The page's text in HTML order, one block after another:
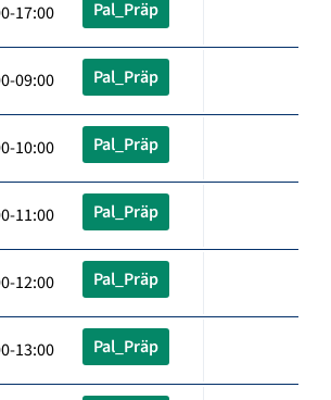
17:00 Pal_Präp
09:00 Pal_Präp
10:00 Pal_Präp
11:00 Pal_Präp
12:00 Pal_Präp
13:00 Pal_Präp